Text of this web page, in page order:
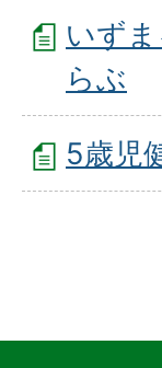
いず
らぶ
5歳児